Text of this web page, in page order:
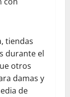
tiendas
durante el
otros
damas y
de